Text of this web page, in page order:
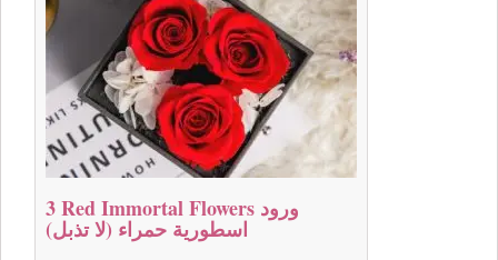
3 Red Immortal Flowers ورود
اسطورية حمراء (لا تذبل)